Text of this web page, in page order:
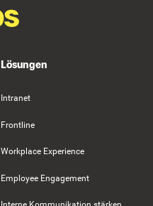
Lösungen
Intranet
Frontline
Workplace Experience
Employee Engagement